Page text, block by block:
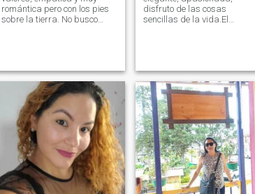
romántica pero con los pies
sobre la tierra. No busco
sencillas hacen días
espectaculares con su
magia y yo quiero alguien
para compartir esos
momentos.
disfruto de las cosas
sencillas de la vida.El
por los obstaculos`sino por
los obstaculos que
Superas.......